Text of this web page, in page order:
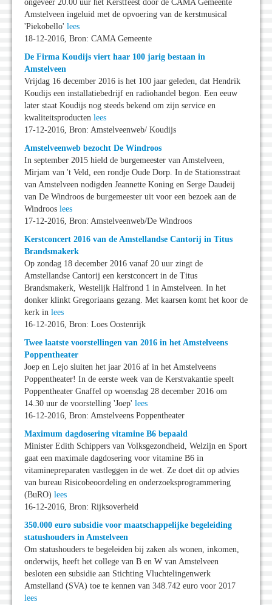
ongeveer 20.00 uur het Kerstfeest door de CAMA Gemeente
Amstelveen ingeluid met de opvoering van de kerstmusical
'Piekobello' lees
18-12-2016, Bron: CAMA Gemeente
De Firma Koudijs viert haar 100 jarig bestaan in
Amstelveen
Vrijdag 16 december 2016 is het 100 jaar geleden, dat Hendrik
Koudijs een installatiebedrijf en radiohandel begon. Een eeuw
later staat Koudijs nog steeds bekend om zijn service en
kwaliteitsproducten lees
17-12-2016, Bron: Amstelveenweb/ Koudijs
Amstelveenweb bezocht De Windroos
In september 2015 hield de burgemeester van Amstelveen,
Mirjam van 't Veld, een rondje Oude Dorp. In de Stationsstraat
van Amstelveen nodigden Jeannette Koning en Serge Daudeij
van De Windroos de burgemeester uit voor een bezoek aan de
Windroos lees
17-12-2016, Bron: Amstelveenweb/De Windroos
Kerstconcert 2016 van de Amstellandse Cantorij in Titus
Brandsmakerk
Op zondag 18 december 2016 vanaf 20 uur zingt de
Amstellandse Cantorij een kerstconcert in de Titus
Brandsmakerk, Westelijk Halfrond 1 in Amstelveen. In het
donker klinkt Gregoriaans gezang. Met kaarsen komt het koor de
kerk in lees
16-12-2016, Bron: Loes Oostenrijk
Twee laatste voorstellingen van 2016 in het Amstelveens
Poppentheater
Joep en Lejo sluiten het jaar 2016 af in het Amstelveens
Poppentheater! In de eerste week van de Kerstvakantie speelt
Poppentheater Gnaffel op woensdag 28 december 2016 om
14.30 uur de voorstelling 'Joep' lees
16-12-2016, Bron: Amstelveens Poppentheater
Maximum dagdosering vitamine B6 bepaald
Minister Edith Schippers van Volksgezondheid, Welzijn en Sport
gaat een maximale dagdosering voor vitamine B6 in
vitaminepreparaten vastleggen in de wet. Ze doet dit op advies
van bureau Risicobeoordeling en onderzoeksprogrammering
(BuRO) lees
16-12-2016, Bron: Rijksoverheid
350.000 euro subsidie voor maatschappelijke begeleiding
statushouders in Amstelveen
Om statushouders te begeleiden bij zaken als wonen, inkomen,
onderwijs, heeft het college van B en W van Amstelveen
besloten een subsidie aan Stichting Vluchtelingenwerk
Amstelland (SVA) toe te kennen van 348.742 euro voor 2017
lees